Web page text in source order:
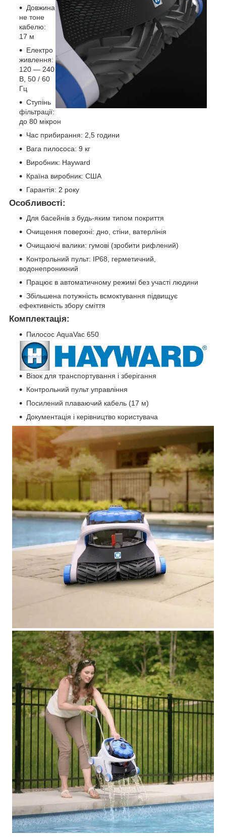
Довжина
не тоне
кабелю:
17 м
Електро
живлення:
120 — 240
В, 50 / 60
Гц
Ступінь
фільтрації:
до 80 мікрон
Час прибирання: 2,5 години
Вага пилососа: 9 кг
Виробник: Hayward
Країна виробник: США
Гарантія: 2 року
Особливості:
Для басейнів з будь-яким типом покриття
Очищення поверхні: дно, стіни, ватерлінія
Очищаючі валики: гумові (зробити рифлений)
Контрольний пульт: IP68, герметичний,
водонепроникний
Працює в автоматичному режимі без участі людини
Збільшена потужність всмоктування підвищує
ефективність збору сміття
Комплектація:
Пилосос AquaVac 650
Візок для транспортування і зберігання
Контрольний пульт управління
Посилений плаваючий кабель (17 м)
Документація і керівництво користувача